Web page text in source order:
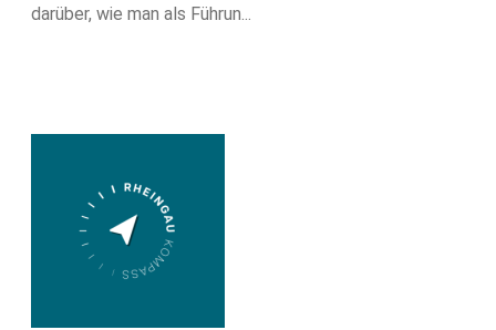
darüber, wie man als Führun...